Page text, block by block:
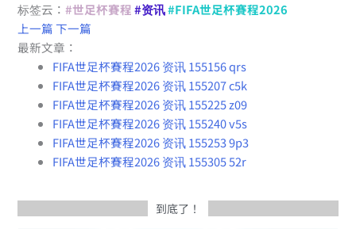
标签云：#世足杯賽程 #资讯#FIFA世足杯賽程2026
上一篇 下一篇
最新文章：
FIFA世足杯賽程2026 资讯 155156 qrs
FIFA世足杯賽程2026 资讯 155207 c5k
FIFA世足杯賽程2026 资讯 155225 z09
FIFA世足杯賽程2026 资讯 155240 v5s
FIFA世足杯賽程2026 资讯 155253 9p3
FIFA世足杯賽程2026 资讯 155305 52r
到底了！